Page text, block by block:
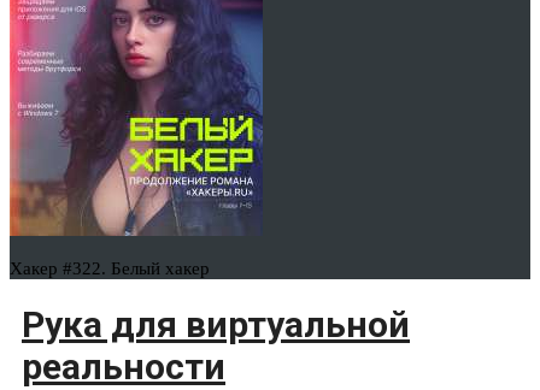
Хакер #322. Белый хакер
Рука для виртуальной
реальности